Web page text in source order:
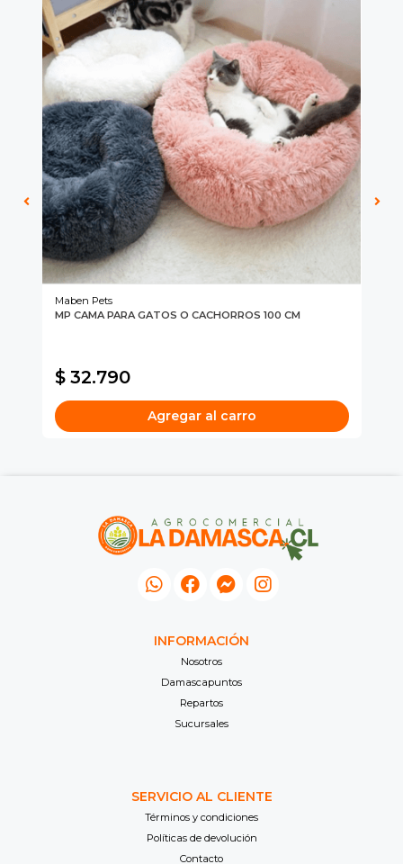
Maben Pets
MP CAMA PARA GATOS O CACHORROS 100 CM
$ 32.790
Agregar al carro
INFORMACIÓN
Nosotros
Damascapuntos
Repartos
Sucursales
SERVICIO AL CLIENTE
Términos y condiciones
Políticas de devolución
Contacto